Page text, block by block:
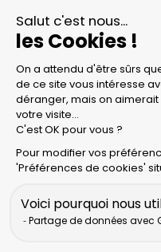
Salut c'est nous...
les Cookies !
On a attendu d'être sûrs
de ce site vous intéresse
déranger, mais on
votre visite...
C'est OK pour vous ?
Pour modifier vos
'Préférences de cookies'
Voici pourquoi nous
Partage de données avec
À propos
Comment ça marche
Réserver un appel
Contactez-nous
Centre d'aide
Documentation
Politique de confidentialité
Conditions d'utilisation